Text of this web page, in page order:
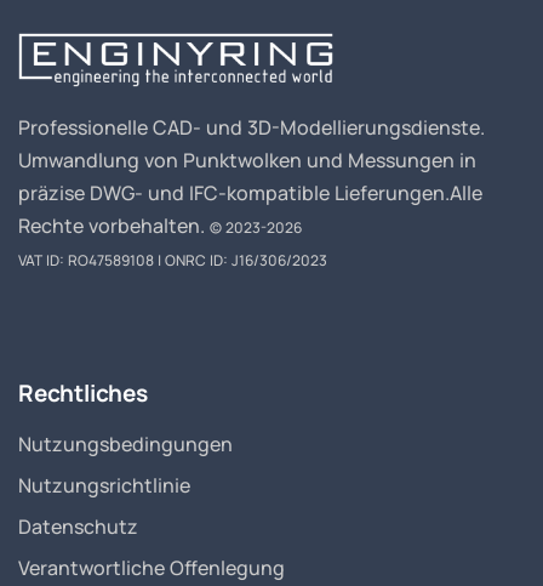
Professionelle CAD- und 3D-Modellierungsdienste.
Umwandlung von Punktwolken und Messungen in
präzise DWG- und IFC-kompatible Lieferungen.Alle
Rechte vorbehalten. © 2023-2026
VAT ID: RO47589108 | ONRC ID: J16/306/2023
Rechtliches
Nutzungsbedingungen
Nutzungsrichtlinie
Datenschutz
Verantwortliche Offenlegung